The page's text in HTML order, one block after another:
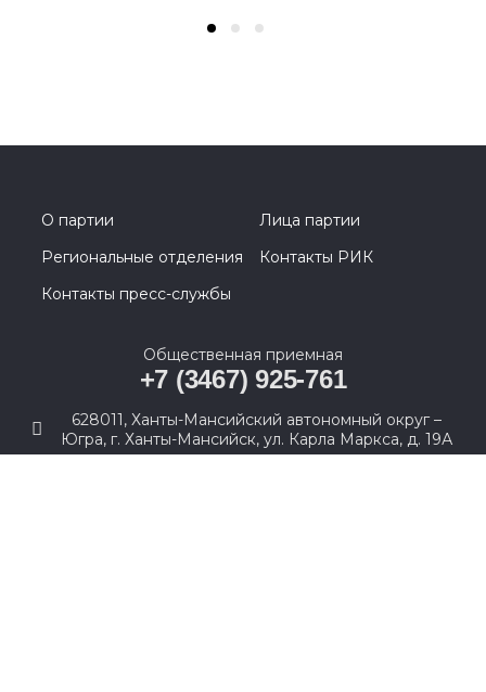
О партии
Лица партии
Региональные отделения
Контакты РИК
Контакты пресс-службы
Общественная приемная
+7 (3467) 925-761
628011, Ханты-Мансийский автономный округ –
Югра, г. Ханты-Мансийск, ул. Карла Маркса, д. 19А